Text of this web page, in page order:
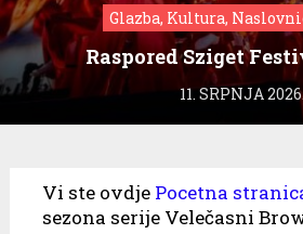
Glazba, Kultura,
Raspored Sziget
11. SRPNJA
Vi ste ovdje Pocetna
sezona serije Velečasni